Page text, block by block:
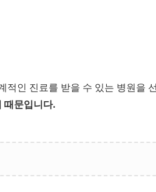
인 진료를 받을 수 있는 병원을
때문입니다.